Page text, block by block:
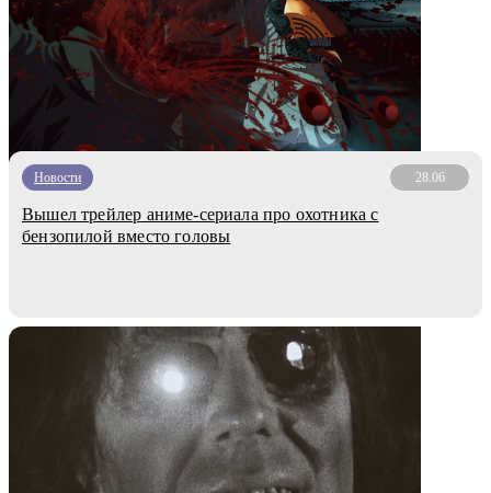
Новости 28.06
Вышел трейлер аниме-сериала про охотника с
бензопилой вместо головы